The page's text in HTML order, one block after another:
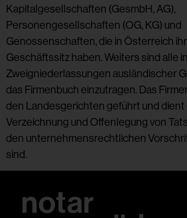
Kapitalgesellschaften (GesmbH, AG),
Personengesellschaften (OG, KG) und
Genossenschaften, die in Österreich
Geschäftssitz haben. Weiters sind alle
Zweigniederlassungen ausländischer
das Firmenbuch einzutragen. Das
den Landesgerichten geführt und dient
Verzeichnung und Offenlegung von
den unternehmensrechtlichen
sind.